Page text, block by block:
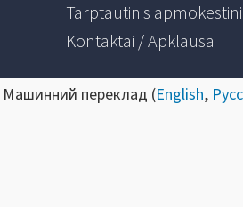
Tarptautinis
Kontaktai / Apklausa
переклад (English,